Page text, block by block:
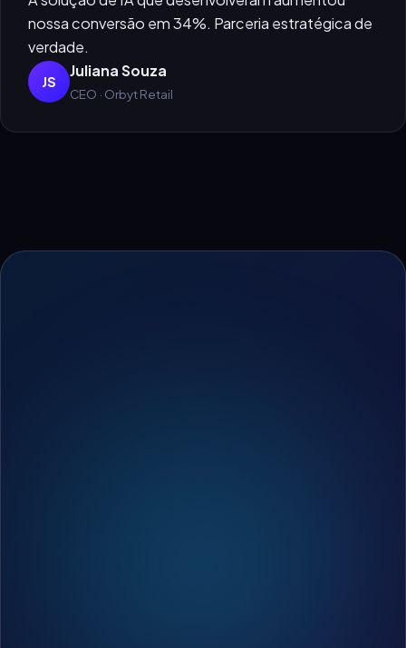
nossa conversão em 34%. Parceria estratégica de
verdade.
JS
Juliana Souza
CEO · Orbyt Retail